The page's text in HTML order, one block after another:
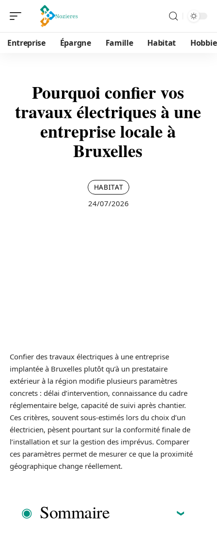
Entreprise Épargne Famille Habitat
Pourquoi confier vos
travaux électriques à une
entreprise locale à
Bruxelles
HABITAT
24/07/2026
Confier des travaux électriques à une entreprise
implantée à Bruxelles plutôt qu’à un prestataire
extérieur à la région modifie plusieurs paramètres
concrets : délai d’intervention, connaissance du cadre
réglementaire belge, capacité de suivi après chantier.
Ces critères, souvent sous-estimés lors du choix d’un
électricien, pèsent pourtant sur la conformité finale de
l’installation et sur la gestion des imprévus. Comparer
ces paramètres permet de mesurer ce que la proximité
géographique change réellement.
Sommaire